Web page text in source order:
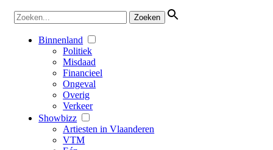
Binnenland
Politiek
Misdaad
Financieel
Ongeval
Overig
Verkeer
Showbizz
Artiesten in Vlaanderen
VTM